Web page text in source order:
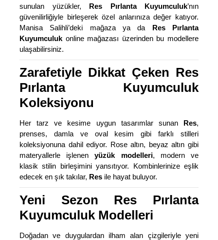
sunulan yüzükler, Res Pırlanta Kuyumculuk’nın
güvenilirliğiyle birleşerek özel anlarınıza değer katıyor.
Manisa Salihli’deki mağaza ya da Res Pırlanta
Kuyumculuk online mağazası üzerinden bu modellere
ulaşabilirsiniz.
Zarafetiyle Dikkat Çeken Res
Pırlanta Kuyumculuk
Koleksiyonu
Her tarz ve kesime uygun tasarımlar sunan Res,
prenses, damla ve oval kesim gibi farklı stilleri
koleksiyonuna dahil ediyor. Rose altın, beyaz altın gibi
materyallerle işlenenyüzük modelleri, modern ve
klasik stilin birleşimini yansıtıyor. Kombinlerinize eşlik
edecek en şık takılar, Res ile hayat buluyor.
Yeni Sezon Res Pırlanta
Kuyumculuk Modelleri
Doğadan ve duygulardan ilham alan çizgileriyle yeni